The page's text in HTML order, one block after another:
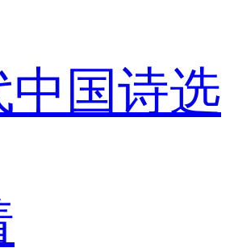
中国诗选